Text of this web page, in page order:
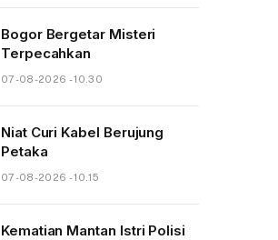
Bogor Bergetar Misteri
Terpecahkan
07-08-2026 - 10.30
Niat Curi Kabel Berujung
Petaka
07-08-2026 - 10.15
Kematian Mantan Istri Polisi